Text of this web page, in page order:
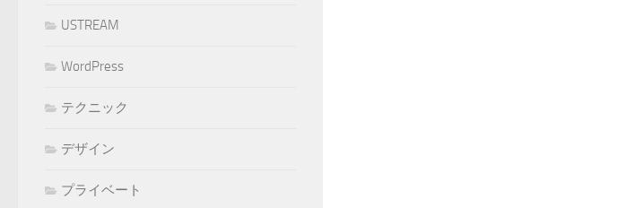
USTREAM
WordPress
テクニック
デザイン
プライベート